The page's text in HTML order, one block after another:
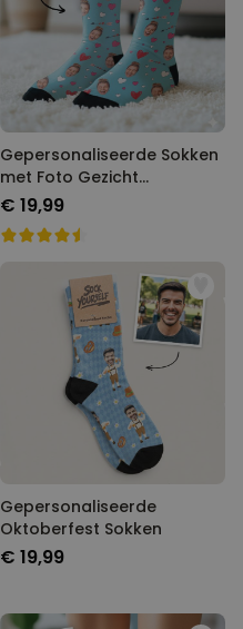
Gepersonaliseerde Sokken
met Foto Gezicht
Romantisch
€ 19,99
Gepersonaliseerde
Oktoberfest Sokken
€ 19,99